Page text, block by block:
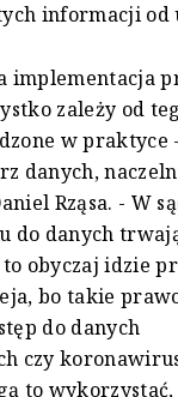
informacji od
implementacja
zależy od
w praktyce
danych,
Rząsa. - W
do danych
to obyczaj idzie
bo takie
do danych
czy
to